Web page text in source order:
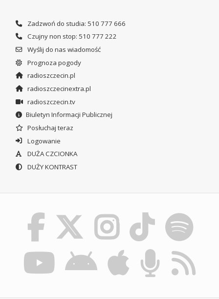
Zadzwoń do studia: 510 777 666
Czujny non stop: 510 777 222
Wyślij do nas wiadomość
Prognoza pogody
radioszczecin.pl
radioszczecinextra.pl
radioszczecin.tv
Biuletyn Informacji Publicznej
Posłuchaj teraz
Logowanie
DUŻA CZCIONKA
DUŻY KONTRAST